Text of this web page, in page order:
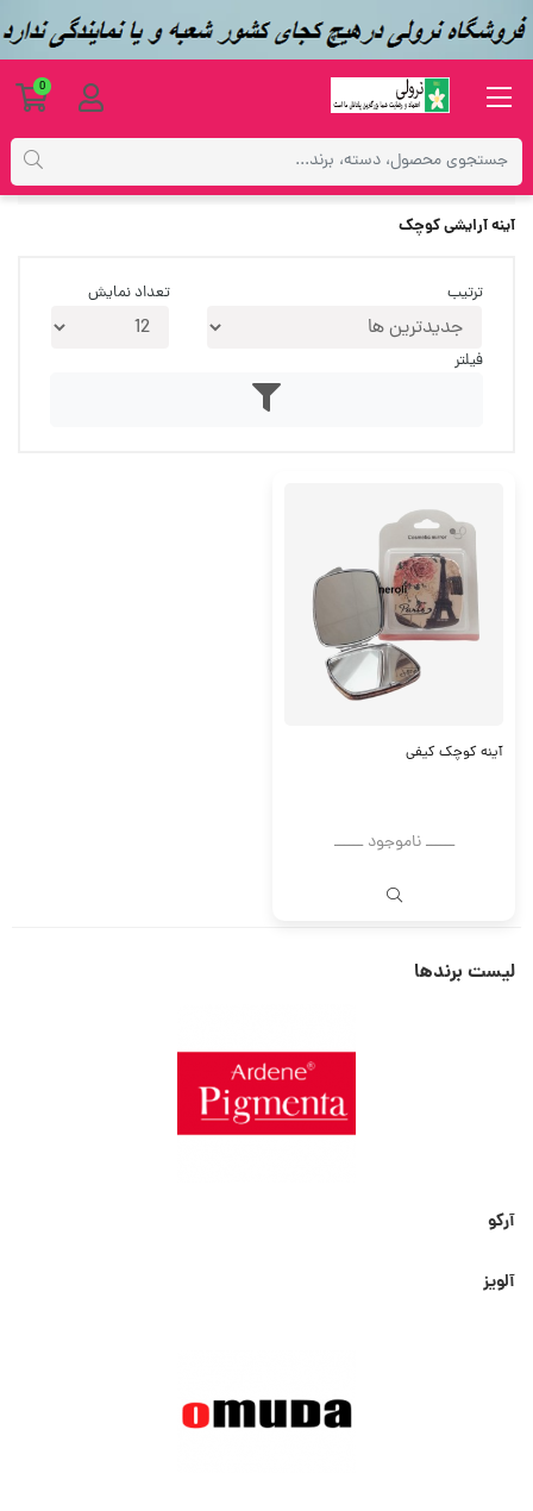
آینه آرایشی کوچک
ترتیب تعداد نمایش
فیلتر
آینه کوچک کیفی
ــــــ ناموجود ــــــ
لیست برندها
آرکو
آلویز
0